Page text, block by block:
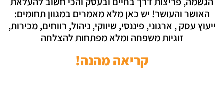
האושר והעושר! יש כאן מלא מאמרים במגוון תחומים:
ייעוץ עסק, ארגוני, פיננסי, שיווקי, ניהול, רווחים, מכירות,
זוגיות משפחה ומלא מפתחות להצלחה
קריאה מהנה!